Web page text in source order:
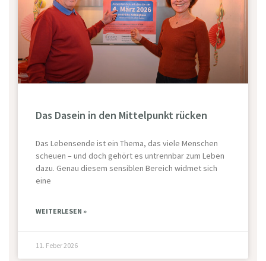
Das Dasein in den Mittelpunkt rücken
Das Lebensende ist ein Thema, das viele Menschen
scheuen – und doch gehört es untrennbar zum Leben
dazu. Genau diesem sensiblen Bereich widmet sich
eine
WEITERLESEN »
11. Feber 2026